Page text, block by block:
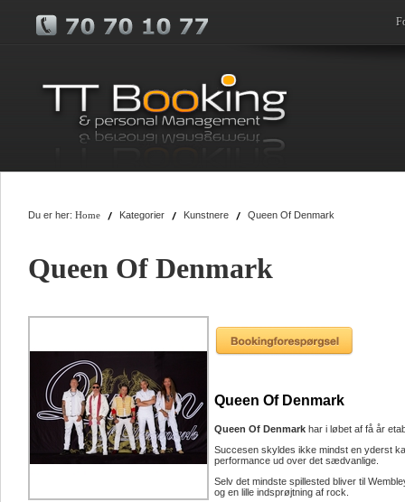
Du er her: Home Kategorier Kunstnere Queen Of Denmark
Queen Of Denmark
Queen Of Denmark
Queen Of Denmark har i løbet af få år
Succesen skyldes ikke mindst en yderst
performance ud over det sædvanlige.
Selv det mindste spillested bliver til
og en lille indsprøjtning af rock.